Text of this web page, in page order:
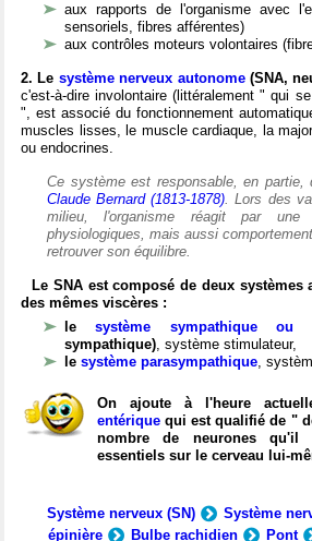
aux rapports de l'organisme avec
sensoriels, fibres afférentes)
aux contrôles moteurs volontaires
2. Le système nerveux autonome(SNA,
c'est-à-dire involontaire (littéralement " qui
", est associé du fonctionnement
muscles lisses, le muscle cardiaque, la
ou endocrines.
Ce système est responsable, en partie,
Claude Bernard (1813-1878). Lors des
milieu, l'organisme réagit par une
physiologiques, mais aussi
retrouver son équilibre.
Le SNA est composé de deux
des mêmes viscères :
lesystème sympathique ou
sympathique), système stimulateur,
le système parasympathique,
On ajoute à l'heure
entérique qui est qualifié de "
nombre de neurones
essentiels sur le cerveau lui-
Système nerveux (SN) Système
épinière
Bulbe rachidien Pont